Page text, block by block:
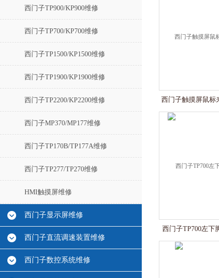
西门子TP900/KP900维修
西门子TP700/KP700维修
西门子TP1500/KP1500维修
西门子TP1900/KP1900维修
西门子TP2200/KP2200维修
西门子MP370/MP177维修
西门子TP170B/TP177A维修
西门子TP277/TP270维修
HMI触摸屏维修
西门子显示屏维修
西门子直流调速装置维修
西门子数控系统维修
西门子触摸屏鼠标
西门子TP700左下